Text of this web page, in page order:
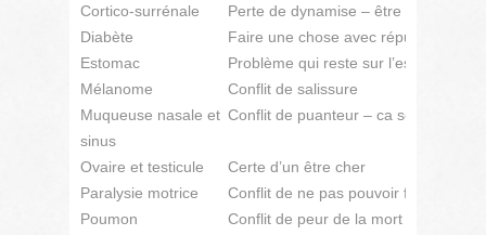
Cortico-surrénale
Perte de dynamise – être sans force
Diabète
Faire une chose avec répugnance à
Estomac
Problème qui reste sur l’estomac
Mélanome
Conflit de salissure
Muqueuse nasale et
sinus
Conflit de puanteur – ca sent
Ovaire et testicule
Certe d’un être cher
Paralysie motrice
Conflit de ne pas pouvoir faire, aider,
Poumon
Conflit de peur de la mort